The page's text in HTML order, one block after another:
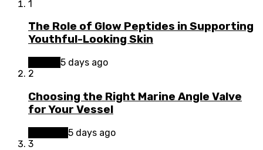
1
The Role of Glow Peptides in Supporting
Youthful-Looking Skin
5 days ago
2
Choosing the Right Marine Angle Valve
for Your Vessel
5 days ago
3